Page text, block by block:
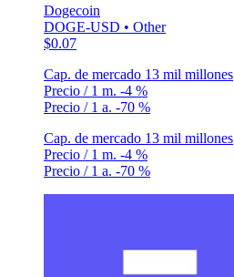
Dogecoin
DOGE-USD • Other
$0.07
Cap. de mercado 13 mil millones
Precio / 1 m. -4 %
Precio / 1 a. -70 %
Cap. de mercado 13 mil millones
Precio / 1 m. -4 %
Precio / 1 a. -70 %